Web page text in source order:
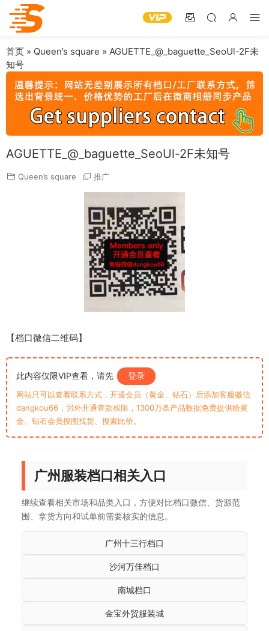
首页 » Queen’s square » AGUETTE_@_baguette_SeoUl-2F未
知号
AGUETTE_@_baguette_SeoUl-2F未知号
Queen’s square 推广
【档口微信二维码】
此内容仅限VIP查看，请先 登录
网站只可以查看联系方式，开通会员（黄金、钻石）后添加客服微信
dangkou66，另外开通查款权限，1300万条产品数据免费提供给黄
金、钻石会员搜图找货、搜索比价。
广州服装档口相关入口
继续查看相关市场和品类入口，方便对比档口微信、货源范
围、拿货方向和试单前需要核实的信息。
广州十三行档口
沙河万佳档口
南城档口
金宝外贸服装城